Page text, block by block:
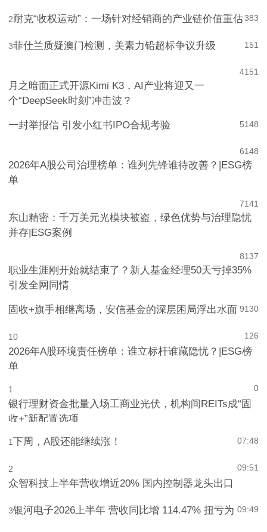
383
2耐克“收权运动”：一场针对经销商的产业链价值重估
151
3菲仕兰质疑澳门检测，美素力铅超标争议升级
151
4
月之暗面正式开源Kimi K3，AI产业将迎又一
个“DeepSeek时刻”冲击波？
148
5
一封举报信 引发小红书IPO合规考验
148
6
2026年A股公司治理榜单：谁列先锋谁待改善？|ESG榜
单
141
7
东山精密：千万美元光模块被盗，绿色优势与治理隐忧
并存|ESG案例
137
8
职业生涯刚开始就结束了？新人基金经理50天亏掉35%
引发全网同情
130
9
固收+旗手相继离场，安信基金的深层困局浮出水面
126
10
2026年A股环境责任榜单：谁立标杆谁藏隐忧？|ESG榜
单
0
1
银行理财资金批量入场工商业光伏，机构间REITs成“固
收+”新配置选项
07:48
1下周，A股还能继续涨！
09:51
2
众智科技上半年营收增近20% 国内控制器龙头出口
09:49
3银河电子2026上半年 营收同比增 114.47% 扭亏为